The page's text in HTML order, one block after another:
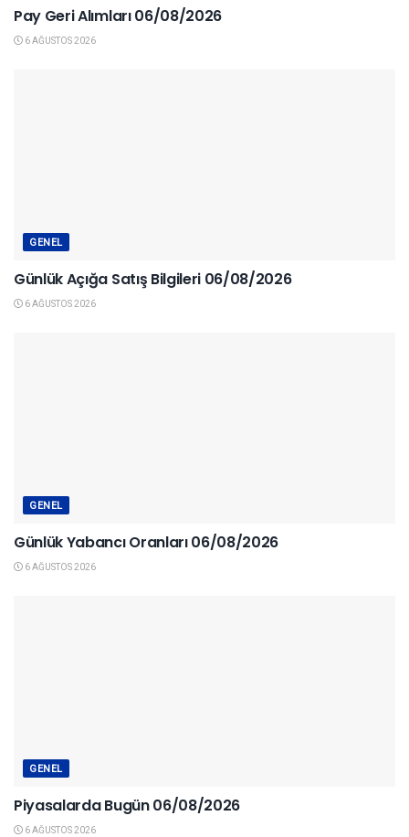
Pay Geri Alımları 06/08/2026
6 AĞUSTOS 2026
GENEL
Günlük Açığa Satış Bilgileri 06/08/2026
6 AĞUSTOS 2026
GENEL
Günlük Yabancı Oranları 06/08/2026
6 AĞUSTOS 2026
GENEL
Piyasalarda Bugün 06/08/2026
6 AĞUSTOS 2026